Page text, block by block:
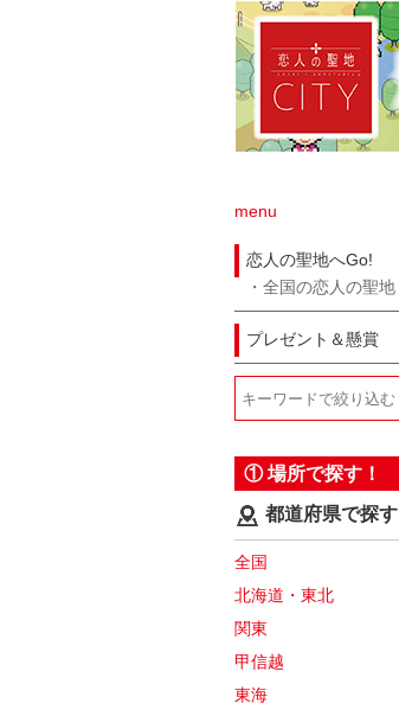
menu
恋人の聖地へGo!
全国の恋人の聖地
プレゼント＆懸賞
① 場所で探す！
都道府県で探す
全国
北海道・東北
関東
甲信越
東海